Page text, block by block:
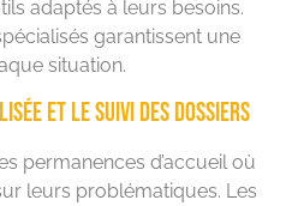
adaptés à leurs besoins.
garantissent une
situation.
et le suivi des dossiers
permanences d’accueil où
leurs problématiques. Les